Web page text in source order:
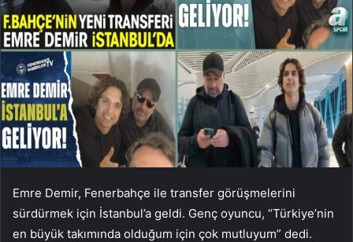
Emre Demir, Fenerbahçe ile transfer görüşmelerini
sürdürmek için İstanbul’a geldi. Genç oyuncu, “Türkiye’nin
en büyük takımında olduğum için çok mutluyum” dedi.